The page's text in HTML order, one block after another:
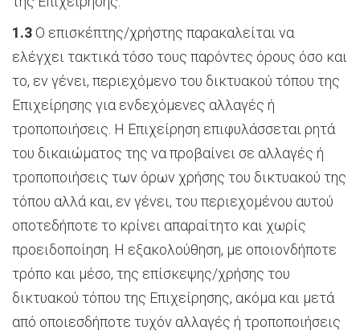
1.3 Ο επισκέπτης/χρήστης παρακαλείται να
ελέγχει τακτικά τόσο τους παρόντες όρους όσο και
το, εν γένει, περιεχόμενο του δικτυακού τόπου της
Επιχείρησης για ενδεχόμενες αλλαγές ή
τροποποιήσεις. Η Επιχείρηση επιφυλάσσεται ρητά
του δικαιώματος της να προβαίνει σε αλλαγές ή
τροποποιήσεις των όρων χρήσης του δικτυακού της
τόπου αλλά και, εν γένει, του περιεχομένου αυτού
οποτεδήποτε το κρίνει απαραίτητο και χωρίς
προειδοποίηση. Η εξακολούθηση, με οποιονδήποτε
τρόπο και μέσο, της επίσκεψης/χρήσης του
δικτυακού τόπου της Επιχείρησης, ακόμα και μετά
από οποιεσδήποτε τυχόν αλλαγές ή τροποποιήσεις